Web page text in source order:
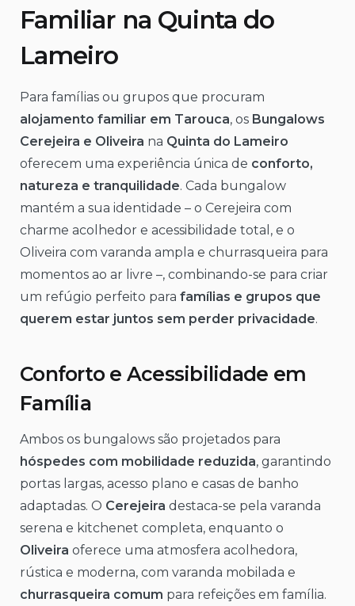
Familiar na Quinta do
Lameiro
Para famílias ou grupos que procuram
alojamento familiar em Tarouca, os Bungalows
Cerejeira e Oliveira na Quinta do Lameiro
oferecem uma experiência única de conforto,
natureza e tranquilidade. Cada bungalow
mantém a sua identidade – o Cerejeira com
charme acolhedor e acessibilidade total, e o
Oliveira com varanda ampla e churrasqueira para
momentos ao ar livre –, combinando-se para criar
um refúgio perfeito para famílias e grupos que
querem estar juntos sem perder privacidade.
Conforto e Acessibilidade em
Família
Ambos os bungalows são projetados para
hóspedes com mobilidade reduzida, garantindo
portas largas, acesso plano e casas de banho
adaptadas. O Cerejeira destaca-se pela varanda
serena e kitchenet completa, enquanto o
Oliveira oferece uma atmosfera acolhedora,
rústica e moderna, com varanda mobilada e
churrasqueira comum para refeições em família.